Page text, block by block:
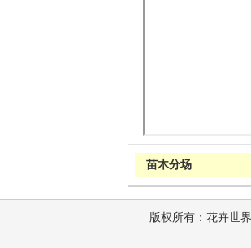
苗木分场
版权所有：花